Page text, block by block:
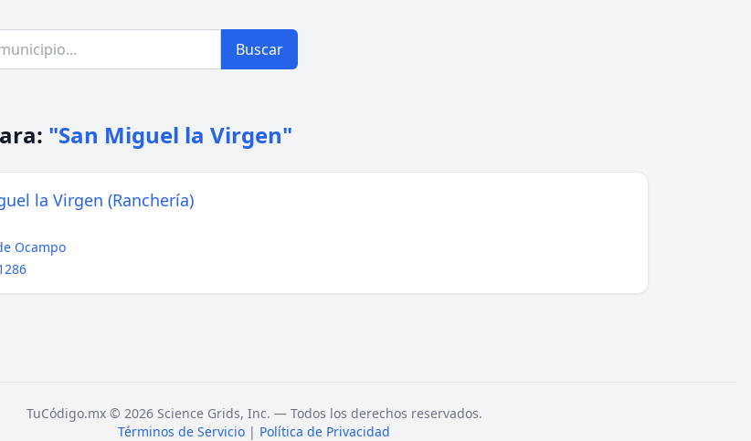
Buscar
"San Miguel la Virgen"
la Virgen (Ranchería)
Ocampo
TuCódigo.mx © 2026 Science Grids, Inc. — Todos los derechos reservados.
Términos de Servicio | Política de Privacidad